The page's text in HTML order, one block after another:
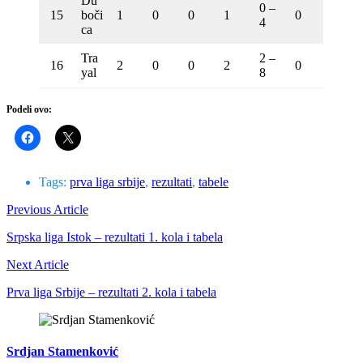
15
boči
ca
1 0 0 1
0 –
4
0
16
Tra
yal
2 0 0 2
2 –
8
0
Podeli ovo:
Tags: prva liga srbije, rezultati, tabele
Previous Article
Srpska liga Istok – rezultati 1. kola i tabela
Next Article
Prva liga Srbije – rezultati 2. kola i tabela
Srdjan Stamenković